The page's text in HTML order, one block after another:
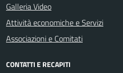
Galleria Video
Attività economiche e Servizi
Associazioni e Comitati
CONTATTI E RECAPITI